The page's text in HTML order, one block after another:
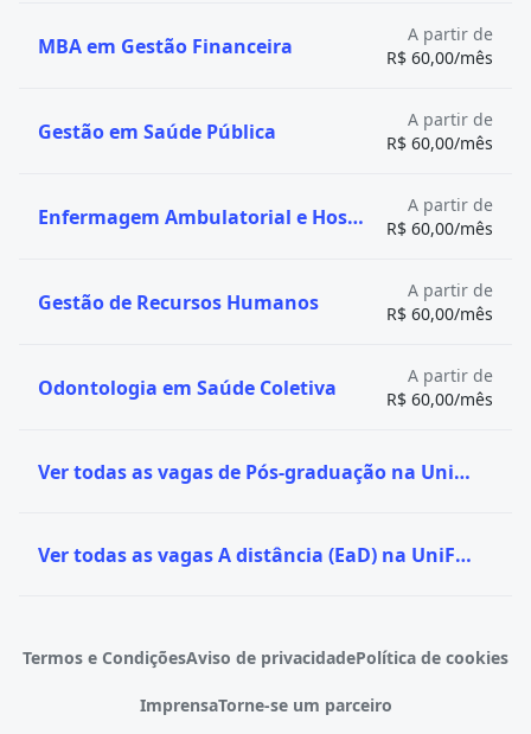
MBA em Gestão Financeira
A partir de
R$ 60,00/mês
Gestão em Saúde Pública
A partir de
R$ 60,00/mês
Enfermagem Ambulatorial e Hospitalar
A partir de
R$ 60,00/mês
Gestão de Recursos Humanos
A partir de
R$ 60,00/mês
Odontologia em Saúde Coletiva
A partir de
R$ 60,00/mês
Ver todas as vagas de Pós-graduação na UniFederal
Ver todas as vagas A distância (EaD) na UniFederal
Termos e CondiçõesAviso de privacidadePolítica de cookies
ImprensaTorne-se um parceiro